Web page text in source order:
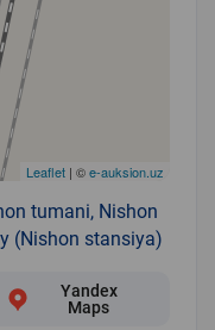
Leaflet| ©e-auksion.uz
tumani, Nishon
(Nishon stansiya)
Yandex
Maps